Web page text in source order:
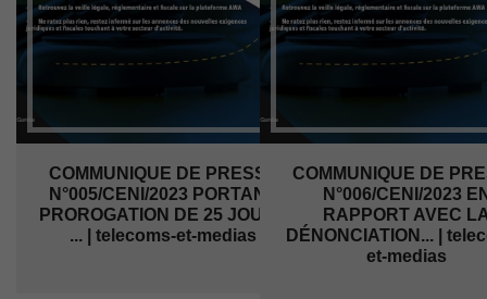
COMMUNIQUE DE PRESSE
N°005/CENI/2023 PORTANT
PROROGATION DE 25 JOURS
... | telecoms-et-medias
COMMUNIQUE DE
N°006/CENI/2023
RAPPORT AVEC
DÉNONCIATION... |
et-medias